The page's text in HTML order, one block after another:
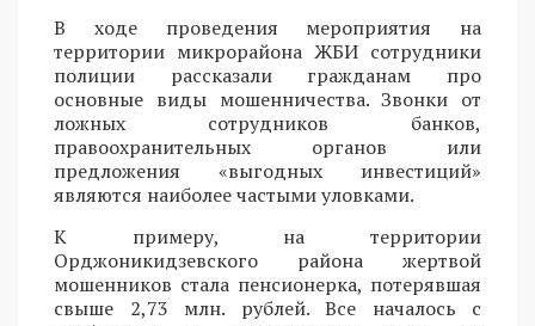
В ходе проведения мероприятия на
территории микрорайона ЖБИ сотрудники
полиции рассказали гражданам про
основные виды мошенничества. Звонки от
ложных сотрудников банков,
правоохранительных органов или
предложения «выгодных инвестиций»
являются наиболее частыми уловками.
К примеру, на территории
Орджоникидзевского района жертвой
мошенников стала пенсионерка, потерявшая
свыше 2,73 млн. рублей. Все началось с